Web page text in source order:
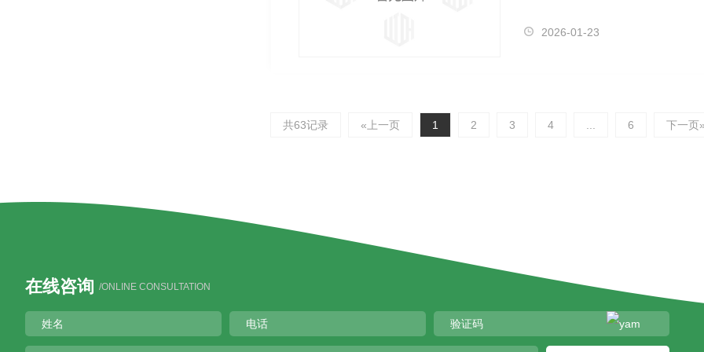
2026-01-23
共63记录 «上一页 1 2 3 4 6 下一页
在线咨询 /ONLINE CONSULTATION